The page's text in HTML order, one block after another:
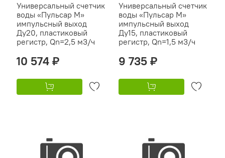
Универсальный счетчик
воды «Пульсар М»
импульсный выход
Ду20, пластиковый
регистр, Qn=2,5 м3/ч
10 574 ₽
Универсальный счетчик
воды «Пульсар М»
импульсный выход
Ду15, пластиковый
регистр, Qn=1,5 м3/ч
9 735 ₽